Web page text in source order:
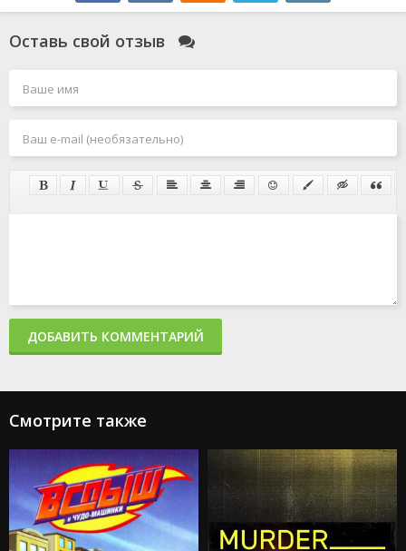
Оставь свой отзыв
ДОБАВИТЬ КОММЕНТАРИЙ
Смотрите также